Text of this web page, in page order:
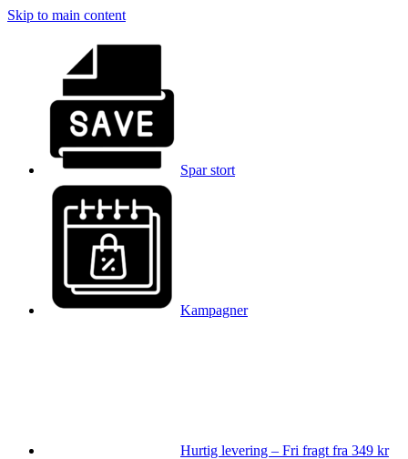
Skip to main content
Spar stort
Kampagner
Hurtig levering – Fri fragt fra 349 kr